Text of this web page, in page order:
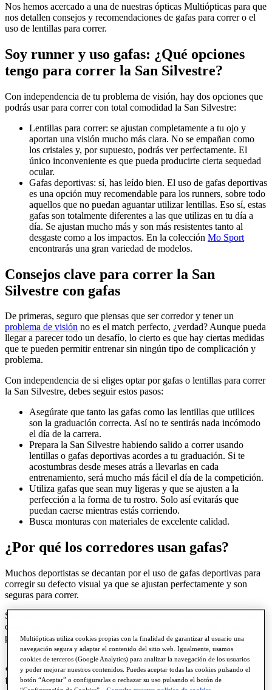
Nos hemos acercado a una de nuestras ópticas Multiópticas para que
nos detallen consejos y recomendaciones de gafas para correr o el
uso de lentillas para correr.
Soy runner y uso gafas: ¿Qué opciones
tengo para correr la San Silvestre?
Con independencia de tu problema de visión, hay dos opciones que
podrás usar para correr con total comodidad la San Silvestre:
Lentillas para correr: se ajustan completamente a tu ojo y
aportan una visión mucho más clara. No se empañan como
los cristales y, por supuesto, podrás ver perfectamente. El
único inconveniente es que pueda producirte cierta sequedad
ocular.
Gafas deportivas: sí, has leído bien. El uso de gafas deportivas
es una opción muy recomendable para los runners, sobre todo
aquellos que no puedan aguantar utilizar lentillas. Eso sí, estas
gafas son totalmente diferentes a las que utilizas en tu día a
día. Se ajustan mucho más y son más resistentes tanto al
desgaste como a los impactos. En la colección Mo Sport
encontrarás una gran variedad de modelos.
Consejos clave para correr la San
Silvestre con gafas
De primeras, seguro que piensas que ser corredor y tener un
problema de visión no es el match perfecto, ¿verdad? Aunque pueda
llegar a parecer todo un desafío, lo cierto es que hay ciertas medidas
que te pueden permitir entrenar sin ningún tipo de complicación y
problema.
Con independencia de si eliges optar por gafas o lentillas para correr
la San Silvestre, debes seguir estos pasos:
Asegúrate que tanto las gafas como las lentillas que utilices
son la graduación correcta. Así no te sentirás nada incómodo
el día de la carrera.
Prepara la San Silvestre habiendo salido a correr usando
lentillas o gafas deportivas acordes a tu graduación. Si te
acostumbras desde meses atrás a llevarlas en cada
entrenamiento, será mucho más fácil el día de la competición.
Utiliza gafas que sean muy ligeras y que se ajusten a la
perfección a la forma de tu rostro. Solo así evitarás que
puedan caerse mientras estás corriendo.
Busca monturas con materiales de excelente calidad.
¿Por qué los corredores usan gafas?
Muchos deportistas se decantan por el uso de gafas deportivas para
corregir su defecto visual ya que se ajustan perfectamente y son
seguras para correr.
Sin embargo, las lentillas proporcionan una visión excelente y una
comodidad extra, ya que se ajustan perfectamente al ojo y son
perfectas para practicar deportes.
¿Qué pasa si salgo a correr de noche y
tengo problemas de visión?
Multiópticas utiliza cookies propias con la finalidad de garantizar al usuario una
navegación segura y adaptar el contenido del sitio web. Igualmente, usamos
cookies de terceros (Google Analytics) para analizar la navegación de los usuarios
y poder mejorar nuestros contenidos. Puedes aceptar todas las cookies pulsando el
botón “Aceptar” o configurarlas o rechazar su uso pulsando el botón de